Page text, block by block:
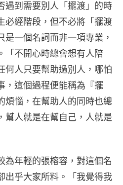
遇到需要別人「擺渡」的時
必經階段，但不必將「擺渡
是一個名詞而非一項專業，
「不開心時總會想有人陪
何人只要幫助過別人，哪怕
，這個過程便能稱為『擺
煩惱，在幫助人的同時也總
幫人就是在幫自己，人就是
為年輕的張榕容，對這個名
出乎大家所料。「我覺得我